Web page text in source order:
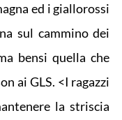
ed i giallorossi
sul cammino dei
bensi quella che
ai GLS. <I ragazzi
la striscia